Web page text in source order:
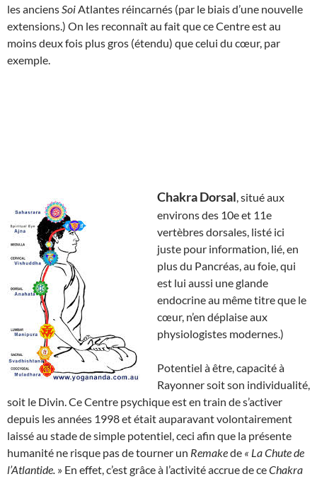
les anciensSoiAtlantes réincarnés (par le biais d’une nouvelle
extensions.) On les reconnaît au fait que ce Centre est au
moins deux fois plus gros (étendu) que celui du cœur, par
exemple.
Chakra Dorsal, situé aux
environs des 10e et 11e
vertèbres dorsales, listé ici
juste pour information, lié, en
plus du Pancréas, au foie, qui
est lui aussi une glande
endocrine au même titre que le
cœur, n’en déplaise aux
physiologistes modernes.)
Potentiel à être, capacité à
Rayonner soit son individualité,
soit le Divin. Ce Centre psychique est en train de s’activer
depuis les années 1998 et était auparavant volontairement
laissé au stade de simple potentiel, ceci afin que la présente
humanité ne risque pas de tourner un Remakede « La Chute de
l’Atlantide. » En effet, c’est grâce à l’activité accrue de ceChakra